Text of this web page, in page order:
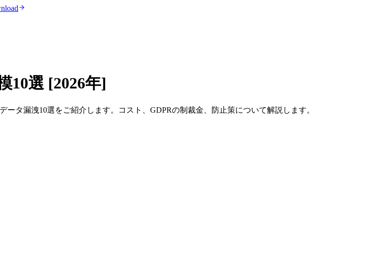
10選 [2026年]
タ漏洩10選をご紹介します。コスト、GDPRの制裁金、防止策について解説します。